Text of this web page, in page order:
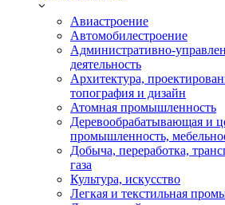
Авиастроение
Автомобилестроение
Административно-
деятельность
Архитектура,
топография и дизайн
Атомная промышленность
Деревообрабатывающая и
промышленность,
Добыча, переработка,
газа
Культура, искусство
Легкая и текстильная